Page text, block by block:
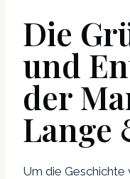
Die
und
der
Lange
Um die Geschichte